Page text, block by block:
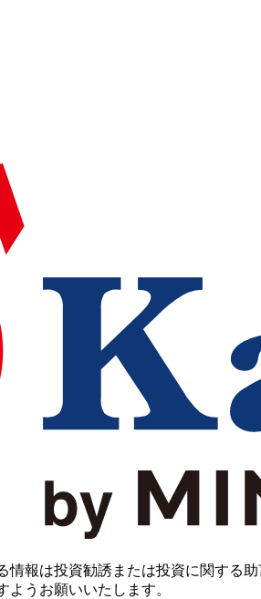
報は投資勧誘または投資に関する
うお願いいたします。